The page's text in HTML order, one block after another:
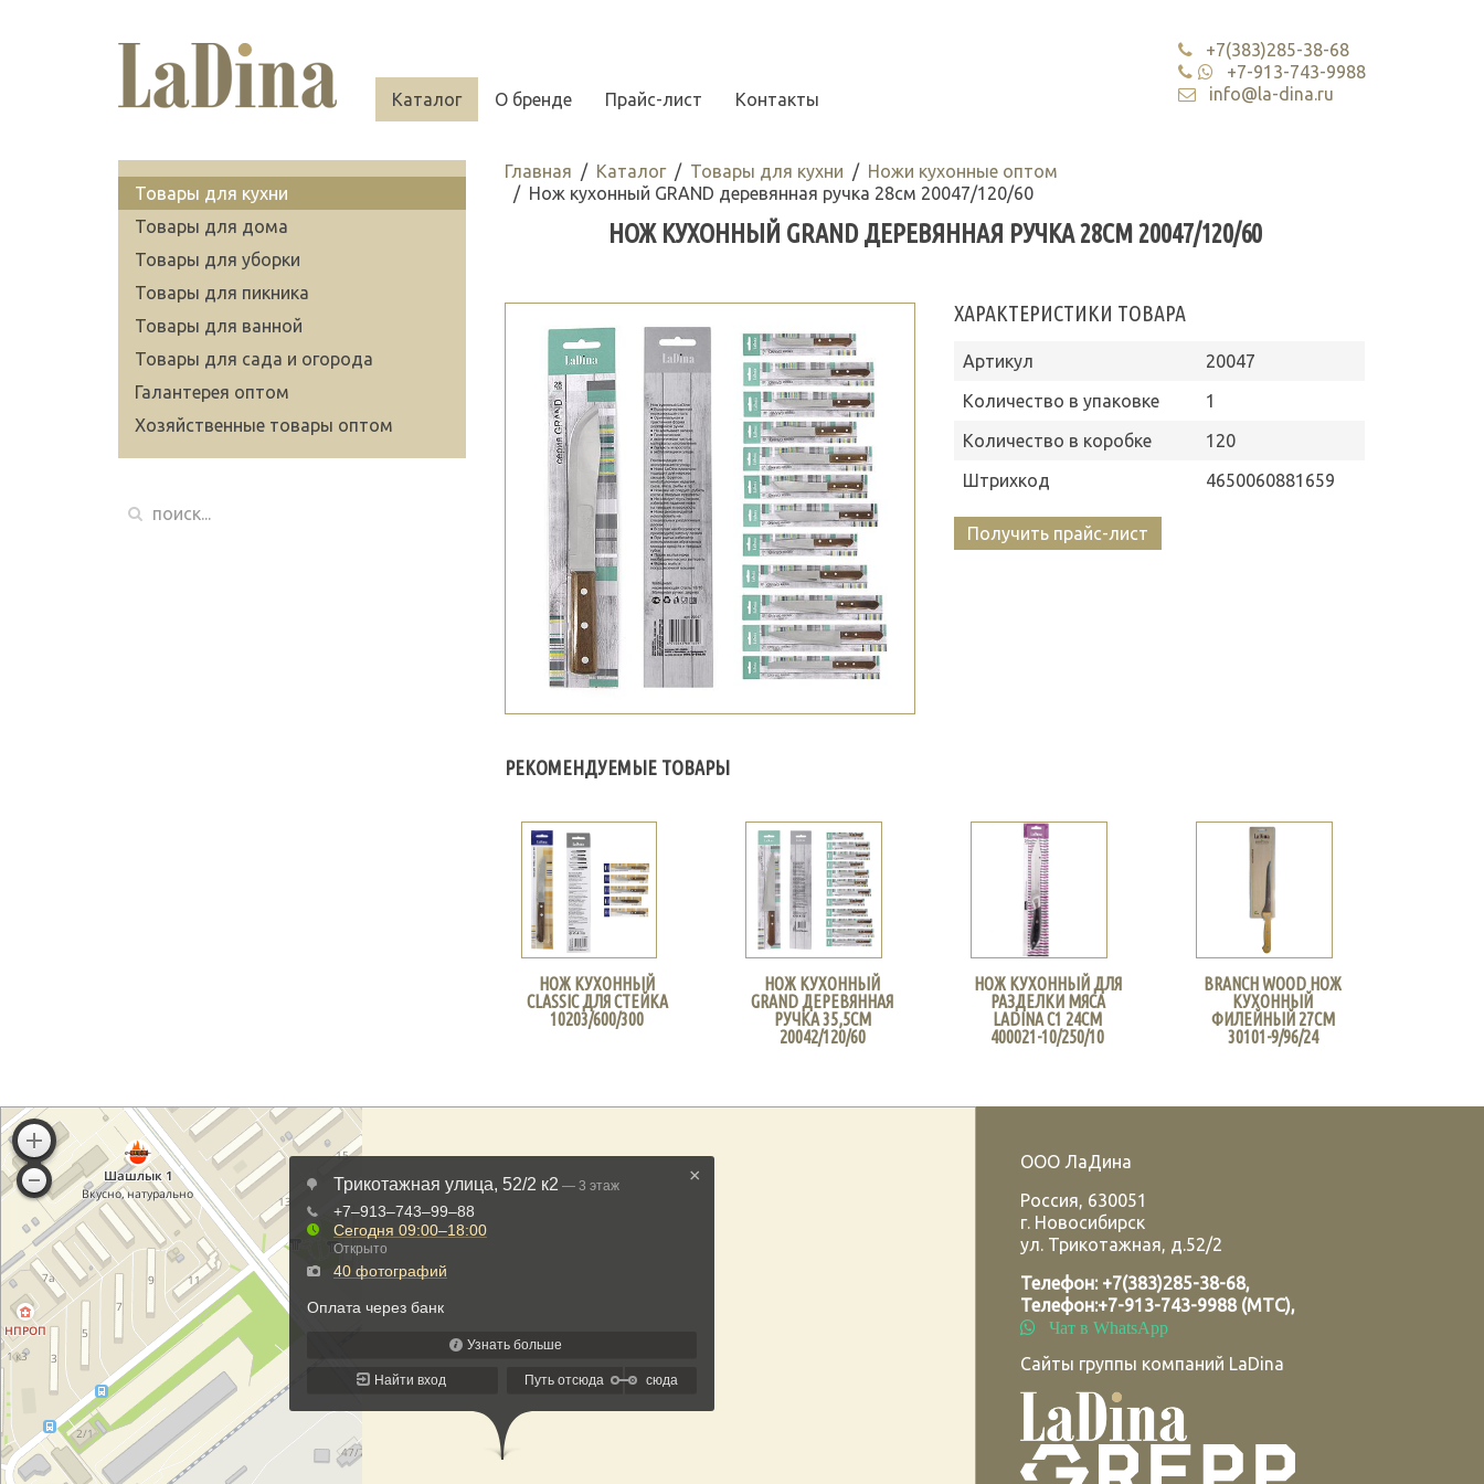
Каталог О бренде Прайс-лист Контакты
+7(383)285-38-68
+7-913-743-9988
info@la-dina.ru
Главная Каталог Товары для кухни
Ножи кухонные оптом
Нож кухонный GRAND деревянная ручка 28см 20047/120/60
НОЖ КУХОННЫЙ GRAND ДЕРЕВЯННАЯ РУЧКА 28СМ 20047/120/60
ХАРАКТЕРИСТИКИ ТОВАРА
Артикул
20047
Количество в упаковке
1
Количество в коробке
120
Штрихкод
4650060881659
Получить прайс-лист
РЕКОМЕНДУЕМЫЕ ТОВАРЫ
НОЖ КУХОННЫЙ
CLASSIC ДЛЯ СТЕЙКА
10203/600/300
НОЖ КУХОННЫЙ
GRAND ДЕРЕВЯННАЯ
РУЧКА 35,5СМ
20042/120/60
НОЖ КУХОННЫЙ ДЛЯ
РАЗДЕЛКИ МЯСА
LADINA С1 24СМ
400021-10/250/10
BRANCH WOOD НОЖ
КУХОННЫЙ
ФИЛЕЙНЫЙ 27СМ
30101-9/96/24
Товары для кухни
Товары для дома
Товары для уборки
Товары для пикника
Товары для ванной
Товары для сада и огорода
Галантерея оптом
Хозяйственные товары оптом
ООО ЛаДина
Россия, 630051
г. Новосибирск
ул. Трикотажная, д.52/2
Телефон: +7(383)285-38-68,
Телефон:+7-913-743-9988 (МТС),
Чат в WhatsApp
Сайты группы компаний LaDina